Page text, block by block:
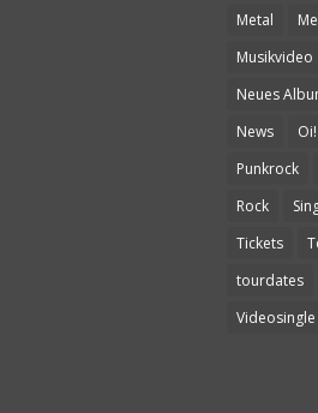
Metal
Musikvideo
Neues
News
Oi!
Punkrock
Rock
Tickets
tourdates
Videosingle